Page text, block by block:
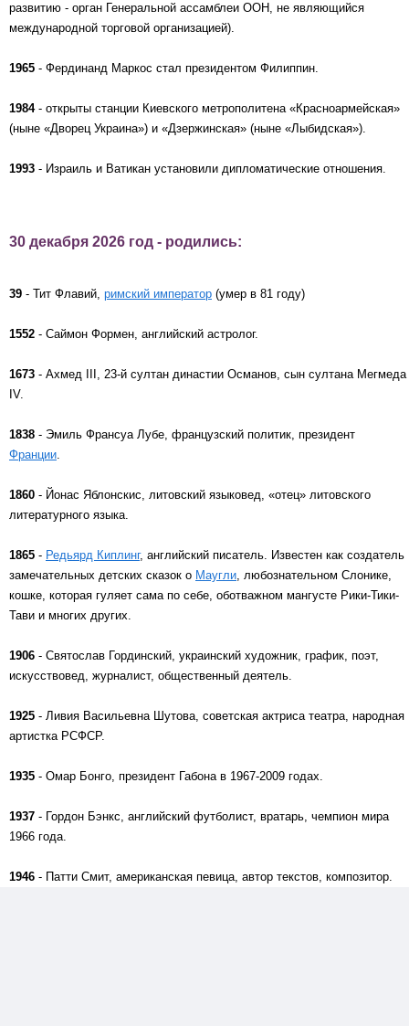
развитию - орган Генеральной ассамблеи ООН, не являющийся
международной торговой организацией).
1965 - Фердинанд Маркос стал президентом Филиппин.
1984- открыты станции Киевского метрополитена «Красноармейская»
(ныне «Дворец Украина») и «Дзержинская» (ныне «Лыбидская»).
1993 - Израиль и Ватикан установили дипломатические отношения.
30 декабря 2026 год - родились:
39 - Тит Флавий, римский император (умер в 81 году)
1552 - Саймон Формен, английский астролог.
1673 - Ахмед III, 23-й султан династии Османов, сын султана Мегмеда
IV.
1838 - Эмиль Франсуа Лубе, французский политик, президент
Франции
1860 - Йонас Яблонскис, литовский языковед, «отец» литовского
литературного языка.
1865 - Редьярд Киплинг, английский писатель. Известен как создатель
замечательных детских сказок о Маугли , любознательном Слонике,
кошке, которая гуляет сама по себе, оботважном мангусте Рики-Тики-
Тави и многих других.
1906 - Святослав Гординский, украинский художник, график, поэт,
искусствовед, журналист, общественный деятель.
1925 - Ливия Васильевна Шутова, советская актриса театра, народная
артистка РСФСР.
1935 - Омар Бонго, президент Габона в 1967-2009 годах.
1937 - Гордон Бэнкс, английский футболист, вратарь, чемпион мира
1966 года.
1946 - Патти Смит, американская певица, автор текстов, композитор.